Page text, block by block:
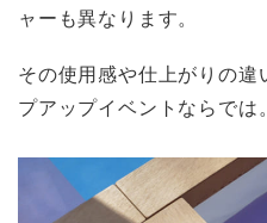
ャーも異なります。
その使用感や仕上がりの
プアップイベントならでは。